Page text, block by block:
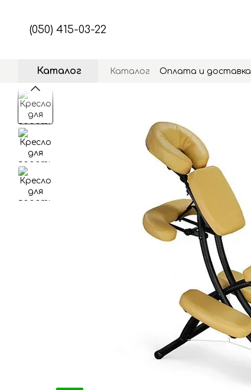
(050) 415-03-22
Каталог Каталог Оплата и доставка